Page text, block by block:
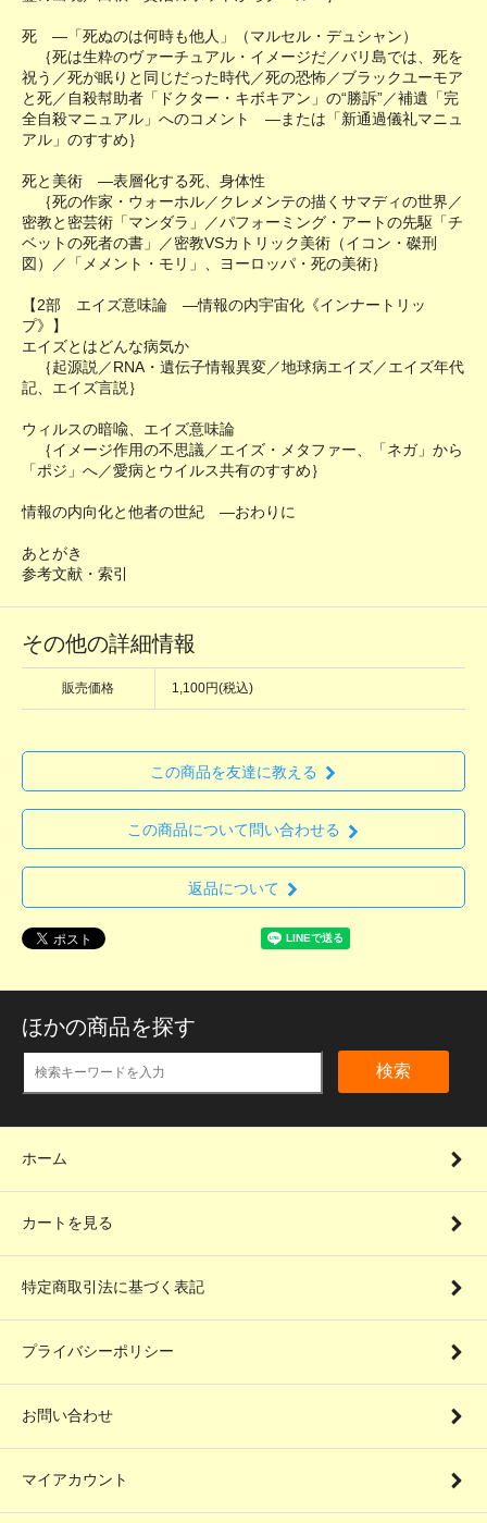
死 ―「死ぬのは何時も他人」（マルセル・デュシャン）
｛死は生粋のヴァーチュアル・イメージだ／バリ島では、死を
祝う／死が眠りと同じだった時代／死の恐怖／ブラックユーモア
と死／自殺幇助者「ドクター・キボキアン」の“勝訴”／補遺「完
全自殺マニュアル」へのコメント ―または「新通過儀礼マニュ
アル」のすすめ｝
死と美術 ―表層化する死、身体性
｛死の作家・ウォーホル／クレメンテの描くサマディの世界／
密教と密芸術「マンダラ」／パフォーミング・アートの先駆「チ
ベットの死者の書」／密教VSカトリック美術（イコン・磔刑
図）／「メメント・モリ」、ヨーロッパ・死の美術｝
【2部 エイズ意味論 ―情報の内宇宙化《インナートリッ
プ》】
エイズとはどんな病気か
｛起源説／RNA・遺伝子情報異変／地球病エイズ／エイズ年代
記、エイズ言説｝
ウィルスの暗喩、エイズ意味論
｛イメージ作用の不思議／エイズ・メタファー、「ネガ」から
「ポジ」へ／愛病とウイルス共有のすすめ｝
情報の内向化と他者の世紀 ―おわりに
あとがき
参考文献・索引
その他の詳細情報
販売価格 1,100円(税込)
この商品を友達に教える
この商品について問い合わせる
返品について
ほかの商品を探す
検索
ホーム
カートを見る
特定商取引法に基づく表記
プライバシーポリシー
お問い合わせ
マイアカウント